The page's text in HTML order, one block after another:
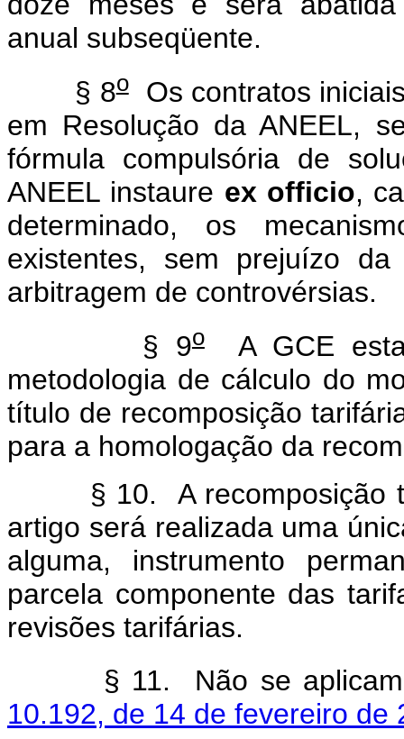
anual subseqüente.
§ 8oOs contratos
em Resolução da ANEEL,
fórmula compulsória de
ANEEL instaure ex officio,
determinado, os
existentes, sem prejuízo
arbitragem de controvérsias.
§ 9oA GCE
metodologia de cálculo do
título de recomposição
para a homologação da
§ 10. A recomposição
artigo será realizada uma
alguma, instrumento
parcela componente das
revisões tarifárias.
§ 11. Não se
10.192, de 14 de fevereiro de